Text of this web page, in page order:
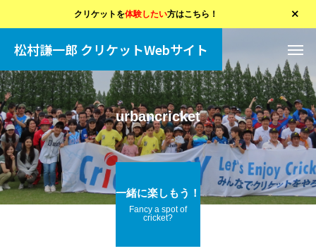
クリケットを体験したい方はこちら！
松村謙一郎 クリケットWebサイト
urbancricket
一緒に楽しもう！
Fancy a spot of
cricket?